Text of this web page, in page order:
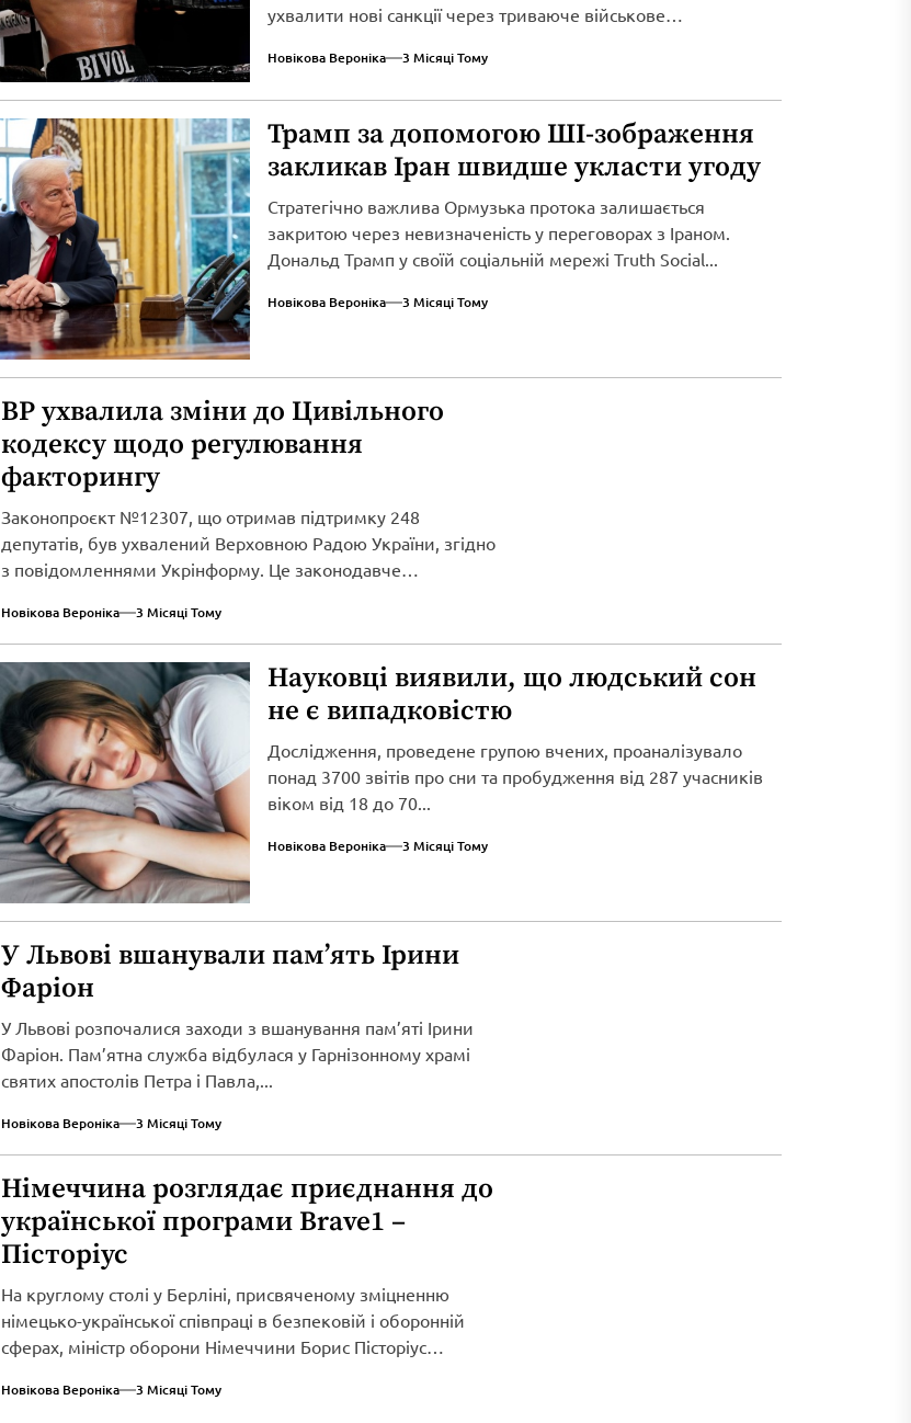
ухвалити нові санкції через триваюче військове
Новікова Вероніка 3 Місяці Тому
Трамп за допомогою ШІ-зображення
закликав Іран швидше укласти угоду
Стратегічно важлива Ормузька протока залишається
закритою через невизначеність у переговорах з Іраном.
Дональд Трамп у своїй соціальній мережі Truth Social...
Новікова Вероніка 3 Місяці Тому
ВР ухвалила зміни до Цивільного
кодексу щодо регулювання
факторингу
Законопроєкт №12307, що отримав підтримку 248
депутатів, був ухвалений Верховною Радою України, згідно
з повідомленнями Укрінформу. Це законодавче
Новікова Вероніка 3 Місяці Тому
Науковці виявили, що людський сон
не є випадковістю
Дослідження, проведене групою вчених, проаналізувало
понад 3700 звітів про сни та пробудження від 287 учасників
віком від 18 до 70...
Новікова Вероніка 3 Місяці Тому
У Львові вшанували пам’ять Ірини
Фаріон
У Львові розпочалися заходи з вшанування пам’яті Ірини
Фаріон. Пам’ятна служба відбулася у Гарнізонному храмі
святих апостолів Петра і Павла,...
Новікова Вероніка 3 Місяці Тому
Німеччина розглядає приєднання до
української програми Brave1 –
Пісторіус
На круглому столі у Берліні, присвяченому зміцненню
німецько-української співпраці в безпековій і оборонній
сферах, міністр оборони Німеччини Борис Пісторіус
Новікова Вероніка 3 Місяці Тому